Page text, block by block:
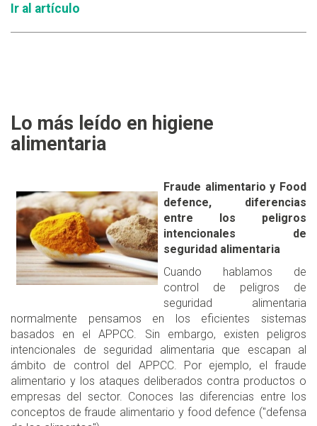
Ir al artículo
Lo más leído en higiene
alimentaria
Fraude alimentario y Food
defence, diferencias
entre los peligros
intencionales de
seguridad alimentaria
Cuando hablamos de
control de peligros de
seguridad alimentaria
normalmente pensamos en los eficientes sistemas
basados en el APPCC. Sin embargo, existen peligros
intencionales de seguridad alimentaria que escapan al
ámbito de control del APPCC. Por ejemplo, el fraude
alimentario y los ataques deliberados contra productos o
empresas del sector. Conoces las diferencias entre los
conceptos de fraude alimentario y food defence ("defensa